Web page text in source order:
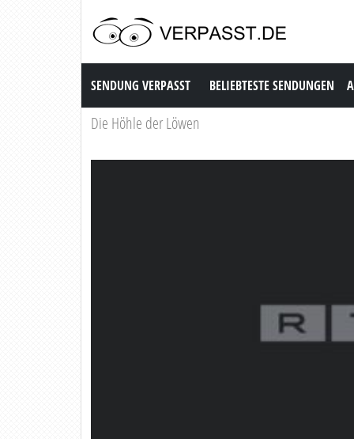
Sendung Verpasst
SENDUNG VERPASST BELIEBTESTE SENDUNGEN
Die Höhle der Löwen